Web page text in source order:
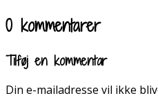
0 kommentarer
Tilføj en kommentar
Din e-mailadresse vil ikke